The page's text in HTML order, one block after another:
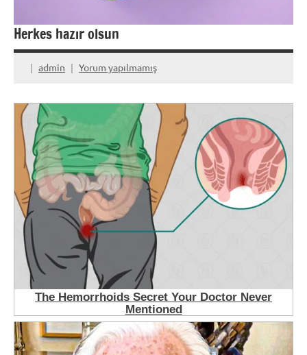
Herkes hazır olsun
admin Yorum yapılmamış